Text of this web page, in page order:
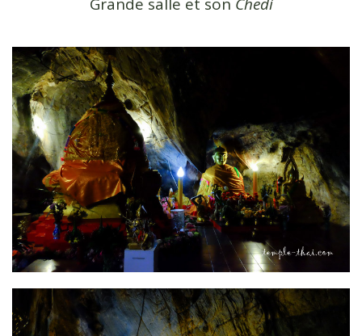
Grande salle et son Chedi